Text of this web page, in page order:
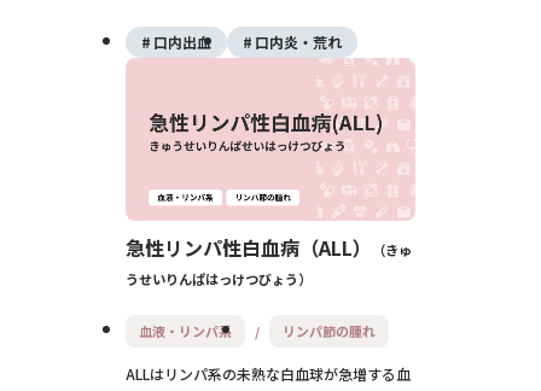
かけで、1〜2週間ほどで自然に治ります
が、長引く・何度も繰り返す・形がいびつで
硬い場合は、他の病気が隠れていることもあ
り受診が大切です。
口内出血 口内炎・荒れ
急性リンパ性白血病（ALL）
きゅ
うせいりんぱはっけつびょう
血液・リンパ系 リンパ節の腫れ
ALLはリンパ系の未熟な白血球が急増する血